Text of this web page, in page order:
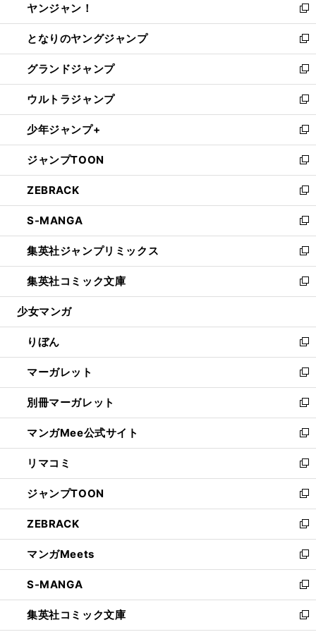
く
で
開
く
ィ
ン
ド
ウ
で
開
く
い
ウ
ィ
ン
ド
ウ
で
開
く
ヤンジャン！
新
し
い
ウ
ィ
ン
ド
ウ
で
開
く
となりのヤングジャンプ
新
し
い
ウ
ィ
ン
ド
ウ
で
開
く
グランドジャンプ
新
し
い
ウ
ィ
ン
ド
ウ
で
開
く
ウルトラジャンプ
新
し
い
ウ
ィ
ン
ド
ウ
で
開
く
少年ジャンプ+
新
し
い
ウ
ィ
ン
ド
ウ
で
開
く
ジャンプTOON
新
し
い
ウ
ィ
ン
ド
ウ
で
開
ZEBRACK
新
し
い
ウ
ィ
ン
ド
ウ
開
く
S-MANGA
新
し
い
ウ
ィ
ン
ウ
で
開
く
集英社ジャンプリミックス
新
し
い
ウ
ン
ド
ウ
で
開
く
集英社コミック文庫
新
し
ウ
ィ
ン
ド
ウ
で
開
く
少女マンガ
りぼん
新
し
い
ウ
ィ
ン
ド
ウ
で
開
く
マーガレット
新
し
い
ウ
ィ
ン
ド
ウ
で
開
く
別冊マーガレット
新
し
い
ウ
ィ
ン
ド
ウ
で
開
く
マンガMee公式サイト
新
し
い
ウ
ィ
ン
ド
ウ
で
開
く
リマコミ
新
し
い
ウ
ィ
ン
ド
ウ
で
開
く
ジャンプTOON
新
し
い
ウ
ィ
ン
ド
ウ
で
ZEBRACK
新
し
い
ウ
ィ
ン
ド
マンガMeets
新
し
い
ウ
ィ
S-MANGA
新
し
い
集英社コミック文庫
新